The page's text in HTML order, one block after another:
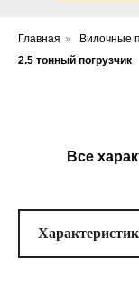
Главная » Вилочные
2.5 тонный погрузчик
Все